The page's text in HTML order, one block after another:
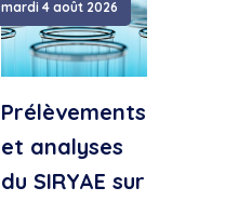
mardi 4 août 2026
Prélèvements
et analyses
du SIRYAE sur